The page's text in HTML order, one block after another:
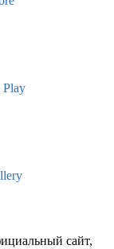
Play
сайт,